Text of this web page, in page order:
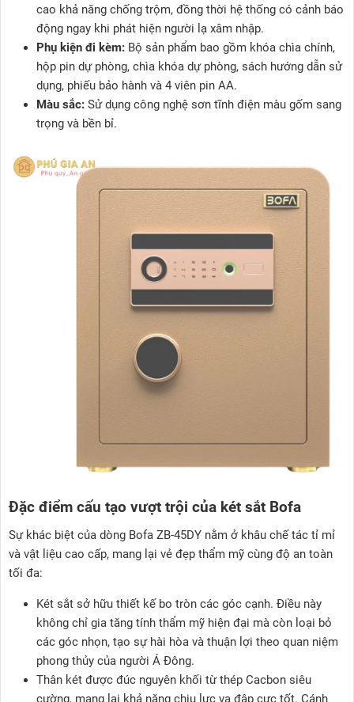
cao khả năng chống trộm, đồng thời hệ thống có cảnh báo
động ngay khi phát hiện người lạ xâm nhập.
Phụ kiện đi kèm: Bộ sản phẩm bao gồm khóa chìa chính,
hộp pin dự phòng, chìa khóa dự phòng, sách hướng dẫn sử
dụng, phiếu bảo hành và 4 viên pin AA.
Màu sắc: Sử dụng công nghệ sơn tĩnh điện màu gốm sang
trọng và bền bỉ.
Đặc điểm cấu tạo vượt trội của két sắt Bofa
Sự khác biệt của dòng Bofa ZB-45DY nằm ở khâu chế tác tỉ mỉ
và vật liệu cao cấp, mang lại vẻ đẹp thẩm mỹ cùng độ an toàn
tối đa:
Két sắt sở hữu thiết kế bo tròn các góc cạnh. Điều này
không chỉ gia tăng tính thẩm mỹ hiện đại mà còn loại bỏ
các góc nhọn, tạo sự hài hòa và thuận lợi theo quan niệm
phong thủy của người Á Đông.
Thân két được đúc nguyên khối từ thép Cacbon siêu
cường, mang lại khả năng chịu lực va đập cực tốt. Cánh